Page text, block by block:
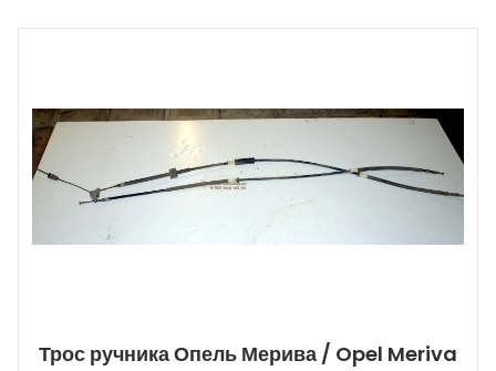
Трос ручника Опель Мерива / Opel Meriva